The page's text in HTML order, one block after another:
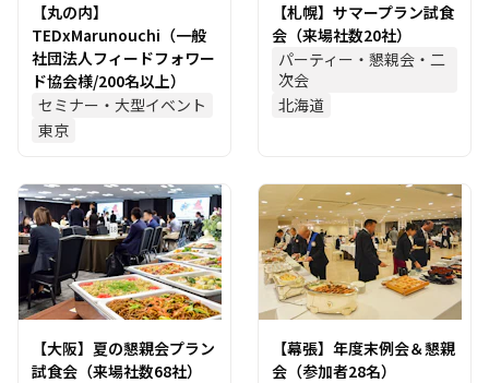
【丸の内】
TEDxMarunouchi（一般
社団法人フィードフォワー
ド協会様/200名以上）
セミナー・大型イベント
東京
【札幌】サマープラン試食
会（来場社数20社）
パーティー・懇親会・二
次会
北海道
【大阪】夏の懇親会プラン
試食会（来場社数68社）
【幕張】年度末例会＆懇親
会（参加者28名）